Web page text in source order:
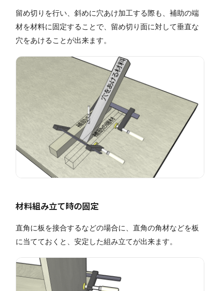
留め切りを行い、斜めに穴あけ加工する際も、補助の端
材を材料に固定することで、留め切り面に対して垂直な
穴をあけることが出来ます。
材料組み立て時の固定
直角に板を接合するなどの場合に、直角の角材などを板
に当てておくと、安定した組み立てが出来ます。